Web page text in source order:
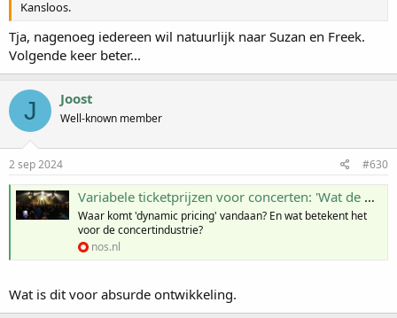
Kansloos.
Tja, nagenoeg iedereen wil natuurlijk naar Suzan en Freek.
Volgende keer beter...
J Joost
Well-known member
2 sep 2024 #630
Variabele ticketprijzen voor concerten: 'Wat de gek ervoor geeft'
Waar komt 'dynamic pricing' vandaan? En wat betekent het
voor de concertindustrie?
nos.nl
Wat is dit voor absurde ontwikkeling.